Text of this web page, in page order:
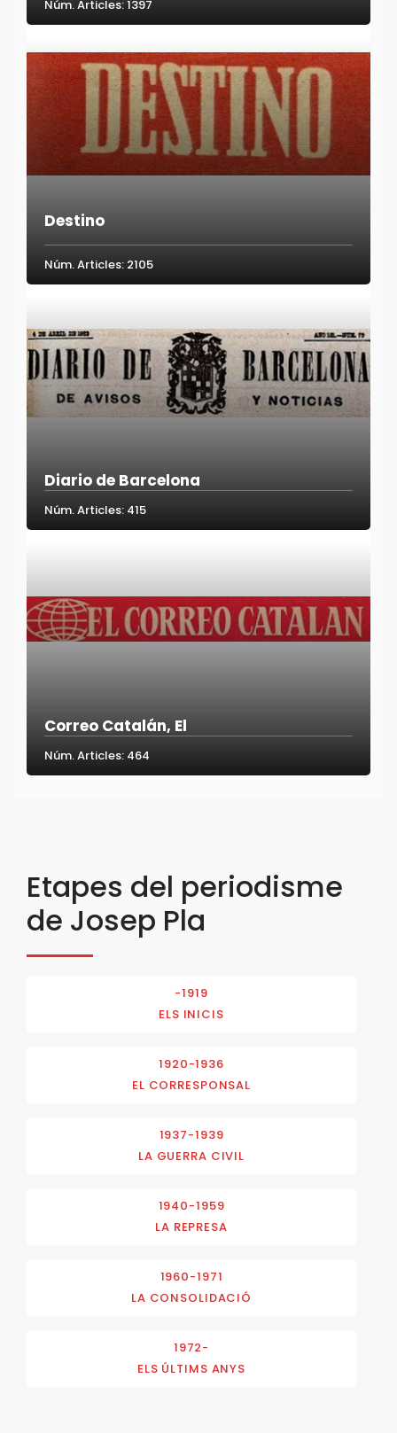
Núm. Articles: 1397
Destino
Núm. Articles: 2105
Diario de Barcelona
Núm. Articles: 415
Correo Catalán, El
Núm. Articles: 464
Etapes del periodisme
de Josep Pla
-1919
ELS INICIS
1920-1936
EL CORRESPONSAL
1937-1939
LA GUERRA CIVIL
1940-1959
LA REPRESA
1960-1971
LA CONSOLIDACIÓ
1972-
ELS ÚLTIMS ANYS